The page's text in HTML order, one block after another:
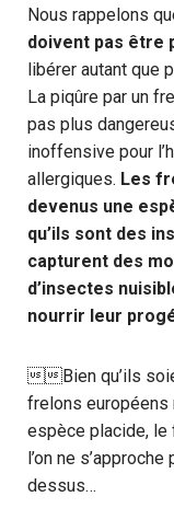
Nous rappelons
doivent pas être
libérer autant que
La piqûre par un
pas plus
inoffensive pour
allergiques. Les
devenus une
qu’ils sont des
capturent des
d’insectes
nourrir leur
Bien qu’ils
frelons européens
espèce placide, le
l’on ne
dessus…